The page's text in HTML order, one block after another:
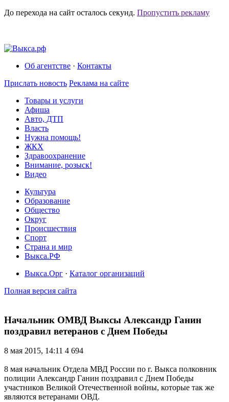
До перехода на сайт осталось секунд. Пропустить рекламу
Об агентстве · Контакты
Прислать новость Реклама на сайте
Товары и услуги
Афиша
Авто, ДТП
Власть
Нужна помощь!
ЖКХ
Здравоохранение
Внимание, розыск!
Видео
Культура
Образование
Общество
Округ
Происшествия
Спорт
Страна и мир
Выкса.РФ
Выкса.Орг · Каталог организаций
Полная версия сайта
Начальник ОМВД Выксы Александр Ганин
поздравил ветеранов с Днем Победы
8 мая 2015, 14:11 4 694
8 мая начальник Отдела МВД России по г. Выкса полковник
полиции Александр Ганин поздравил с Днем Победы
участников Великой Отечественной войны, которые так же
являются ветеранами ОВД.